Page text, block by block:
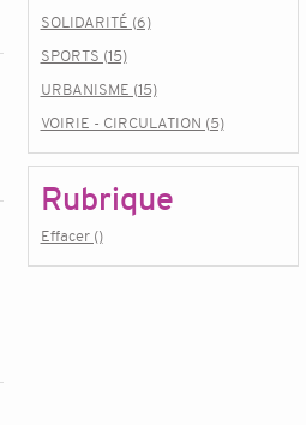
SOLIDARITÉ (6)
SPORTS (15)
URBANISME (15)
VOIRIE - CIRCULATION (5)
Rubrique
Effacer ()